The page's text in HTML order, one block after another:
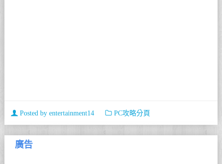
Posted by entertainment14 PC攻略分頁
廣告